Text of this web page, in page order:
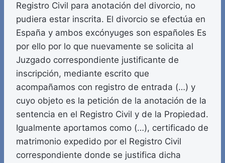
Registro Civil para anotación del divorcio, no
pudiera estar inscrita. El divorcio se efectúa en
España y ambos excónyuges son españoles Es
por ello por lo que nuevamente se solicita al
Juzgado correspondiente justificante de
inscripción, mediante escrito que
acompañamos con registro de entrada (…) y
cuyo objeto es la petición de la anotación de la
sentencia en el Registro Civil y de la Propiedad.
Igualmente aportamos como (…), certificado de
matrimonio expedido por el Registro Civil
correspondiente donde se justifica dicha